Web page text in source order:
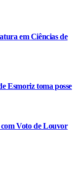
em Ciências de
Esmoriz toma posse
Voto de Louvor